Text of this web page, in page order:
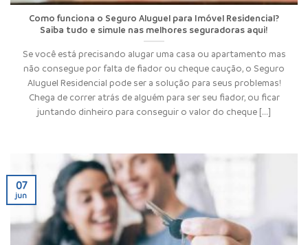
Como funciona o Seguro Aluguel para Imóvel Residencial?
Saiba tudo e simule nas melhores seguradoras aqui!
Se você está precisando alugar uma casa ou apartamento mas
não consegue por falta de fiador ou cheque caução, o Seguro
Aluguel Residencial pode ser a solução para seus problemas!
Chega de correr atrás de alguém para ser seu fiador, ou ficar
juntando dinheiro para conseguir o valor do cheque [...]
07
jun